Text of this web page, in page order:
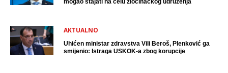
mogao stajati na čelu zločinačkog udruženja
AKTUALNO
Uhićen ministar zdravstva Vili Beroš, Plenković ga
smijenio: Istraga USKOK-a zbog korupcije